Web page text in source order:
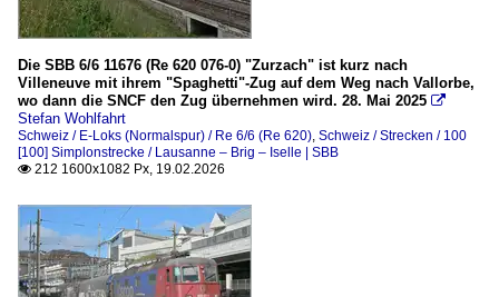
Die SBB 6/6 11676 (Re 620 076-0) "Zurzach" ist kurz nach
Villeneuve mit ihrem "Spaghetti"-Zug auf dem Weg nach Vallorbe,
wo dann die SNCF den Zug übernehmen wird. 28. Mai 2025 
Stefan Wohlfahrt
Schweiz / E-Loks (Normalspur) / Re 6/6 (Re 620), Schweiz / Strecken / 100
[100] Simplonstrecke / Lausanne – Brig – Iselle | SBB
 212 1600x1082 Px, 19.02.2026